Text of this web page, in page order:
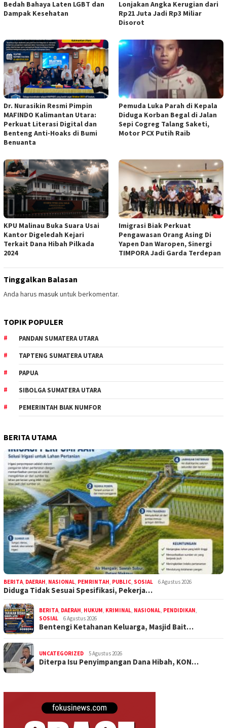
Bedah Bahaya Laten LGBT dan
Dampak Kesehatan
Lonjakan Angka Kerugian dari
Rp21 Juta Jadi Rp3 Miliar
Disorot
Dr. Nurasikin Resmi Pimpin
MAFINDO Kalimantan Utara:
Perkuat Literasi Digital dan
Benteng Anti-Hoaks di Bumi
Benuanta
Pemuda Luka Parah di Kepala
Diduga Korban Begal di Jalan
Sepi Cogreg Talang Saketi,
Motor PCX Putih Raib
KPU Malinau Buka Suara Usai
Kantor Digeledah Kejari
Terkait Dana Hibah Pilkada
2024
Imigrasi Biak Perkuat
Pengawasan Orang Asing Di
Yapen Dan Waropen, Sinergi
TIMPORA Jadi Garda Terdepan
Tinggalkan Balasan
Anda harus masukuntuk berkomentar.
TOPIK POPULER
PANDAN SUMATERA UTARA
TAPTENG SUMATERA UTARA
PAPUA
SIBOLGA SUMATERA UTARA
PEMERINTAH BIAK NUMFOR
BERITA UTAMA
BERITA DAERAH NASIONAL PEMRINTAH PUBLIC SOSIAL 6 Agustus 2026
Diduga Tidak Sesuai Spesifikasi, Pekerja…
BERITA DAERAH HUKUM KRIMINAL NASIONAL PENDIDIKAN
SOSIAL
6 Agustus 2026
Bentengi Ketahanan Keluarga, Masjid Bait…
UNCATEGORIZED 5 Agustus 2026
Diterpa Isu Penyimpangan Dana Hibah, KON…